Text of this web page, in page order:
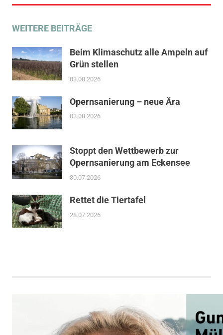
WEITERE BEITRÄGE
Beim Klimaschutz alle Ampeln auf
Grün stellen
03.08.2026
Opernsanierung – neue Ära
03.08.2026
Stoppt den Wettbewerb zur
Opernsanierung am Eckensee
30.07.2026
Rettet die Tiertafel
28.07.2026